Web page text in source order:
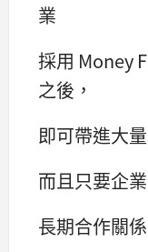
業
採用 Money
之後，
即可帶進大
而且只要企
長期合作關